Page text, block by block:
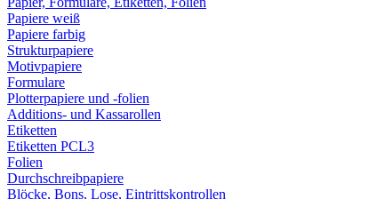
Papiere weiß
Papiere farbig
Strukturpapiere
Motivpapiere
Formulare
Plotterpapiere und -folien
Additions- und Kassarollen
Etiketten
Etiketten PCL3
Folien
Durchschreibpapiere
Blöcke, Bons, Lose, Eintrittskontrollen